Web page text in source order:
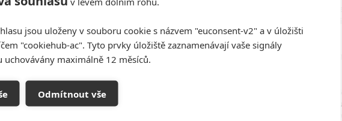
Marvel nečekaně
pokračování
433
Děti krve a kostí:
akční fantasy
jsou uloženy v souboru cookie s názvem "euconsent-v2" a v úložišti
"cookiehub-ac". Tyto prvky úložiště zaznamenávají vaše signály
uchovávány maximálně 12 měsíců.
Odmítnout vše